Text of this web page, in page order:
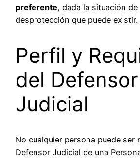
preferente, dada la situación
desprotección que puede existir.
Perfil y
del Defensor
Judicial
No cualquier persona puede ser
Defensor Judicial de una